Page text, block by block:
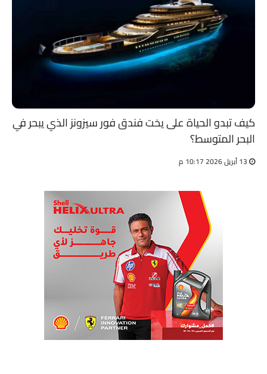
كيف تبدو الحياة على يخت فندق فور سيزونز الذي يبحر في
البحر المتوسط؟